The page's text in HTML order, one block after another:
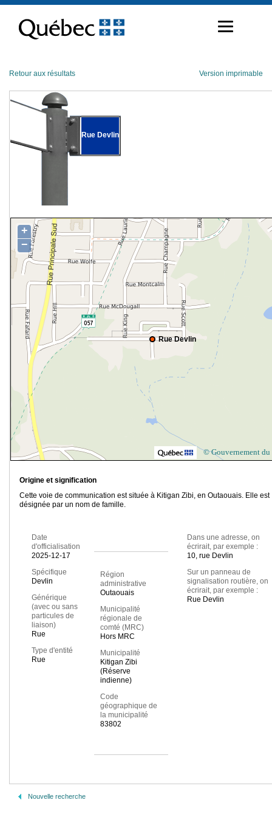
contenu
Retour aux résultats Version imprimable
Rue Devlin
Rue Devlin
+
−
© Gouvernement du
Origine et signification
Cette voie de communication est située à Kitigan Zibi, en Outaouais. Elle est
désignée par un nom de famille.
Date
d'officialisation
2025-12-17
Spécifique
Devlin
Générique
(avec ou sans
particules de
liaison)
Rue
Type d'entité
Rue
Région
administrative
Outaouais
Municipalité
régionale de
comté (MRC)
Hors MRC
Municipalité
Kitigan Zibi
(Réserve
indienne)
Code
géographique de
la municipalité
83802
Dans une adresse, on
écrirait, par exemple :
10, rue Devlin
Sur un panneau de
signalisation routière, on
écrirait, par exemple :
Rue Devlin
Nouvelle recherche